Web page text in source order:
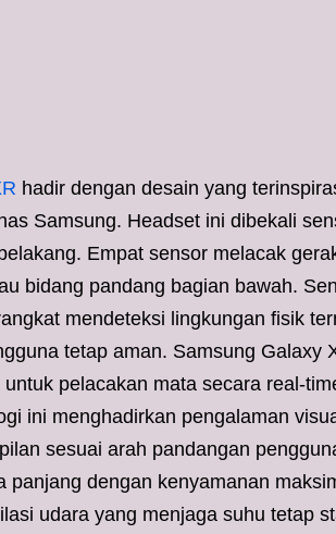
hadir dengan desain yang
Samsung. Headset ini dibekali
Empat sensor melacak
bidang pandang bagian bawah.
mendeteksi lingkungan fisik
tetap aman. Samsung Galaxy
pelacakan mata secara real-
ini menghadirkan pengalaman
sesuai arah pandangan
panjang dengan kenyamanan
udara yang menjaga suhu tetap